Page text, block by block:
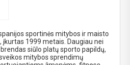
sportinės mitybos ir maisto
įkurtas 1999 metais. Daugiau nei
siūlo platų sporto papildų,
mitybos sprendimų